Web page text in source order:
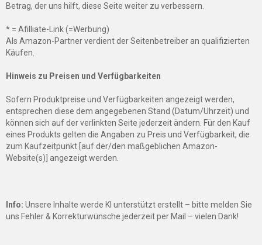
Betrag, der uns hilft, diese Seite weiter zu verbessern.
* = Afilliate-Link (=Werbung)
Als Amazon-Partner verdient der Seitenbetreiber an qualifizierten
Käufen.
Hinweis zu Preisen und Verfügbarkeiten
Sofern Produktpreise und Verfügbarkeiten angezeigt werden,
entsprechen diese dem angegebenen Stand (Datum/Uhrzeit) und
können sich auf der verlinkten Seite jederzeit ändern. Für den Kauf
eines Produkts gelten die Angaben zu Preis und Verfügbarkeit, die
zum Kaufzeitpunkt [auf der/den maßgeblichen Amazon-
Website(s)] angezeigt werden.
Info: Unsere Inhalte werde KI unterstützt erstellt – bitte melden Sie
uns Fehler & Korrekturwünsche jederzeit per Mail – vielen Dank!